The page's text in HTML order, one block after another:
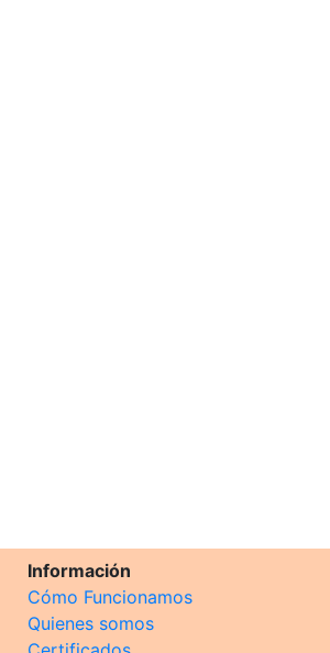
Información
Cómo Funcionamos
Quienes somos